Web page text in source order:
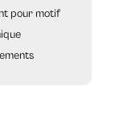
pour motif